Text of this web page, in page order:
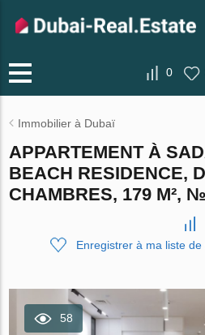
0
Immobilier à Dubaï
APPARTEMENT À
BEACH RESIDENCE,
CHAMBRES, 179 M²,
Enregistrer à ma liste de
58